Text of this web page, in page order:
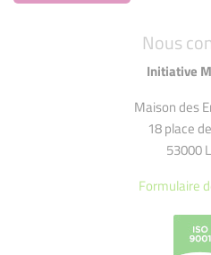
Nous
Initiative
Maison des
18 place
53000
Formulaire